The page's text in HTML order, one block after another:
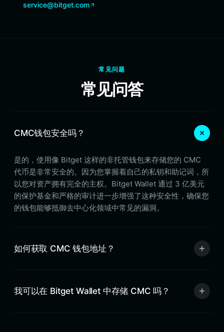
service@bitget.com
常见问题
常见问答
CMC钱包安全吗？
是的，使用像 Bitget 这样的非托管钱包来存储您的 CMC
代币是非常安全的。因为您掌握着自己的私钥和助记词，所
以您对资产拥有完全的主权。Bitget Wallet 通过 3 亿美元
的保护基金和严格的审计进一步增强了这种安全性，确保您
的钱包能够抵御去中心化领域中常见的漏洞。
如何获取 CMC 钱包地址？
我可以在 Bitget Wallet 中存储 CMC 吗？